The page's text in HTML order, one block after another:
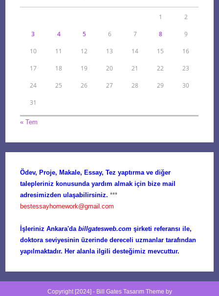
1 2
3 4 5 6 7 8 9
10 11 12 13 14 15 16
17 18 19 20 21 22 23
24 25 26 27 28 29 30
31
« Tem
Ödev, Proje, Makale, Essay, Tez yaptırma ve diğer
talepleriniz konusunda yardım almak için bize mail
adresimizden ulaşabilirsiniz. ***
bestessayhomework@gmail.com
İşleriniz Ankara'dabillgatesweb.com şirketi referansı ile,
doktora seviyesinin üzerinde dereceli uzmanlar tarafından
yapılmaktadır. Her alanla ilgili desteğimiz mevcuttur.
Copyright [2024] - Bill Gates TasarımTheme by